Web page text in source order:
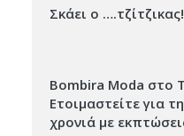
Σκάει ο ….τζίτζικας!
Bombira Moda στο
Ετοιμαστείτε για
χρονιά με